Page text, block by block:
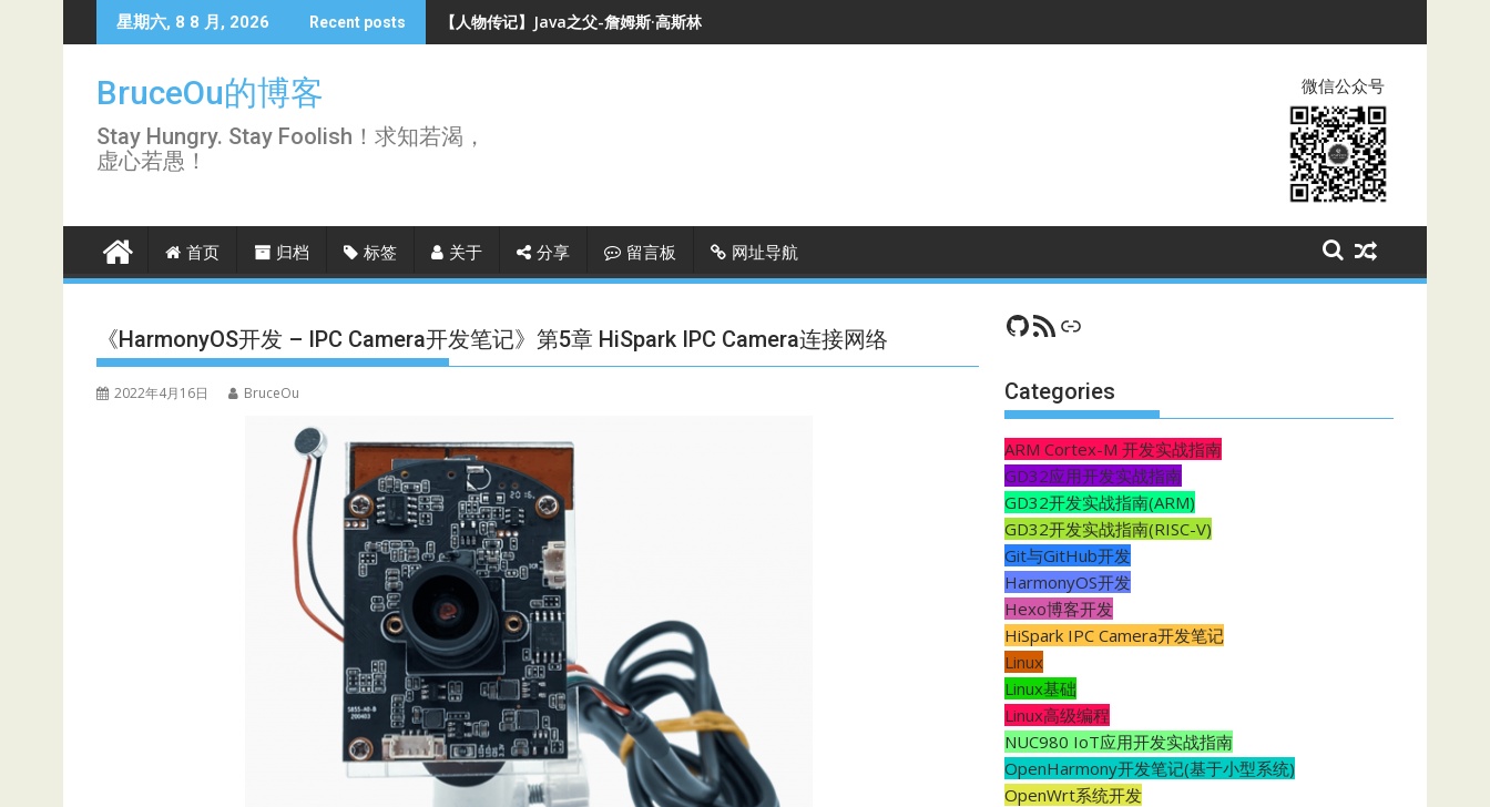
to
星期六, 8 8 月, 2026 Recent posts 【人物传记】Java之父-詹姆斯·高斯林
BruceOu的博客
Stay Hungry. Stay Foolish！求知若渴，
虚心若愚！
微信公众号
首页 归档 标签 关于 分享 留言板 网址导航
《HarmonyOS开发 – IPC Camera开发笔记》第5章 HiSpark IPC Camera连接网络
2022年4月16日 BruceOu
GitHub
RSS FeedCSDN
Categories
ARM Cortex-M 开发实战指南
GD32应用开发实战指南
GD32开发实战指南(ARM)
GD32开发实战指南(RISC-V)
Git与GitHub开发
HarmonyOS开发
Hexo博客开发
HiSpark IPC Camera开发笔记
Linux
Linux基础
Linux高级编程
NUC980 IoT应用开发实战指南
OpenHarmony开发笔记(基于小型系统)
OpenWrt系统开发